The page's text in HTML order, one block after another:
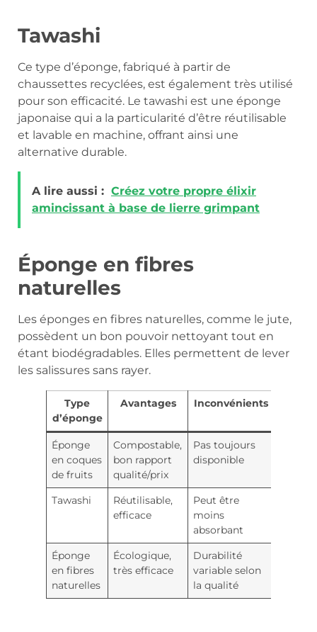
Tawashi
Ce type d’éponge, fabriqué à partir de
chaussettes recyclées, est également très utilisé
pour son efficacité. Le tawashi est une éponge
japonaise qui a la particularité d’être réutilisable
et lavable en machine, offrant ainsi une
alternative durable.
A lire aussi : Créez votre propre élixir
amincissant à base de lierre grimpant
Éponge en fibres
naturelles
Les éponges en fibres naturelles, comme le jute,
possèdent un bon pouvoir nettoyant tout en
étant biodégradables. Elles permettent de lever
les salissures sans rayer.
Type
d’éponge
Avantages Inconvénients
Éponge
en coques
de fruits
Compostable,
bon rapport
qualité/prix
Pas toujours
disponible
Tawashi
Réutilisable,
efficace
Peut être
moins
absorbant
Éponge
en fibres
naturelles
Écologique,
très efficace
Durabilité
variable selon
la qualité